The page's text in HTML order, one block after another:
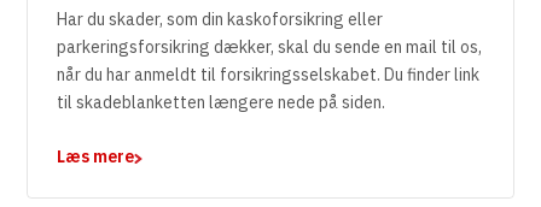
Har du skader, som din kaskoforsikring eller
parkeringsforsikring dækker, skal du sende en mail til os,
når du har anmeldt til forsikringsselskabet. Du finder link
til skadeblanketten længere nede på siden.
Læs mere